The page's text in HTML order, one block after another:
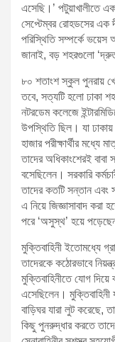
এসেছি।’ পটুয়াখালীতে
সেপ্টেম্বর রোহডসের এক
পরিস্থিতি সম্পর্কে ভয়েস
জানাই, বড় শহরগুলো
৮০ শতাংশ স্কুল পুনরায়
তবে, সত্যটি হলো ঢাকা
নটরডেম কলেজে
উপস্থিতি ছিল। যা ঢাকায়
হাজার পরীক্ষার্থীর মধ্যে
তাদের অধিকাংশেরই বাবা
বসেছিলেন। সরকারি
তাদের কতটি সন্তান এবং
এ নিয়ে জিজ্ঞাসাবাদ করা
পরে ‘অসুস্থ’ হয়ে
মুক্তিবাহিনী ইতোমধ্যে
তাদেরকে কঠোরভাবে
মুক্তিবাহিনীতে যোগ দিয়ে
এসেছিলেন।
বাড়িঘর যারা লুট করেছে,
কিছু পুনরুদ্ধার করতে